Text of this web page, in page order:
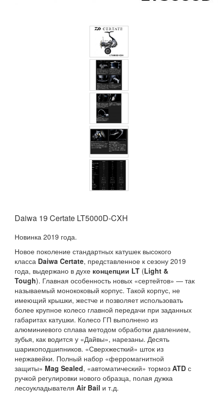
Daiwa 19 Certate LT5000D-CXH
Новинка 2019 года.
Новое поколение стандартных катушек высокого
класса Daiwa Certate, представленное к сезону 2019
года, выдержано в духе концепции LT (Light &
Tough). Главная особенность новых «сертейтов» — так
называемый монококовый корпус. Такой корпус, не
имеющий крышки, жестче и позволяет использовать
более крупное колесо главной передачи при заданных
габаритах катушки. Колесо ГП выполнено из
алюминиевого сплава методом обработки давлением,
зубья, как водится у «Дайвы», нарезаны. Десять
шарикоподшипников. «Сверхжесткий» шток из
нержавейки. Полный набор «ферромагнитной
защиты» Mag Sealed, «автоматический» тормоз ATD с
ручкой регулировки нового образца, полая дужка
лесоукладывателя Air Bail и т.д.